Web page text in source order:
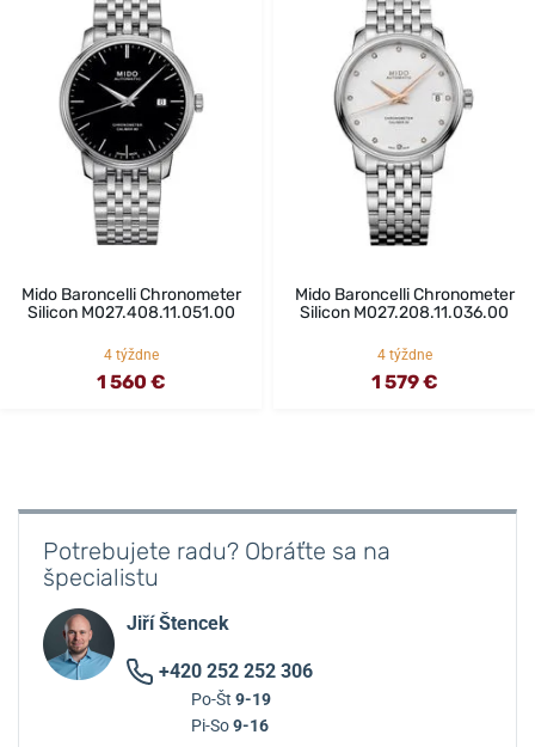
Mido Baroncelli Chronometer
Silicon M027.408.11.051.00
4 týždne
1 560 €
Mido Baroncelli Chronometer
Silicon M027.208.11.036.00
4 týždne
1 579 €
Potrebujete radu? Obráťte sa na
špecialistu
Jiří Štencek
+420 252 252 306
Po-Št 9-19
Pi-So9-16